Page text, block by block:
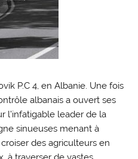
P.C 4, en Albanie. Une fois
albanais a ouvert ses
l’infatigable leader de la
sinueuses menant à
des agriculteurs en